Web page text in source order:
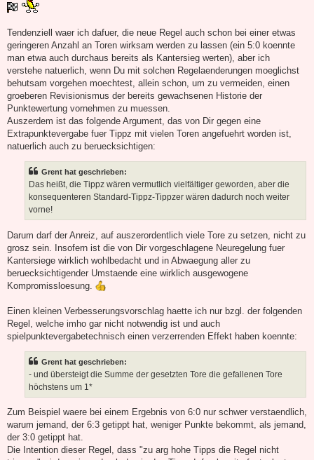
Tendenziell waer ich dafuer, die neue Regel auch schon bei einer etwas
geringeren Anzahl an Toren wirksam werden zu lassen (ein 5:0 koennte
man etwa auch durchaus bereits als Kantersieg werten), aber ich
verstehe natuerlich, wenn Du mit solchen Regelaenderungen moeglichst
behutsam vorgehen moechtest, allein schon, um zu vermeiden, einen
groeberen Revisionismus der bereits gewachsenen Historie der
Punktewertung vornehmen zu muessen.
Auszerdem ist das folgende Argument, das von Dir gegen eine
Extrapunktevergabe fuer Tippz mit vielen Toren angefuehrt worden ist,
natuerlich auch zu beruecksichtigen:
Grent hat geschrieben:
Das heißt, die Tippz wären vermutlich vielfältiger geworden, aber die
konsequenteren Standard-Tippz-Tippzer wären dadurch noch weiter
vorne!
Darum darf der Anreiz, auf auszerordentlich viele Tore zu setzen, nicht zu
grosz sein. Insofern ist die von Dir vorgeschlagene Neuregelung fuer
Kantersiege wirklich wohlbedacht und in Abwaegung aller zu
beruecksichtigender Umstaende eine wirklich ausgewogene
Kompromissloesung.
Einen kleinen Verbesserungsvorschlag haette ich nur bzgl. der folgenden
Regel, welche imho gar nicht notwendig ist und auch
spielpunktevergabetechnisch einen verzerrenden Effekt haben koennte:
Grent hat geschrieben:
- und übersteigt die Summe der gesetzten Tore die gefallenen Tore
höchstens um 1*
Zum Beispiel waere bei einem Ergebnis von 6:0 nur schwer verstaendlich,
warum jemand, der 6:3 getippt hat, weniger Punkte bekommt, als jemand,
der 3:0 getippt hat.
Die Intention dieser Regel, dass "zu arg hohe Tipps die Regel nicht